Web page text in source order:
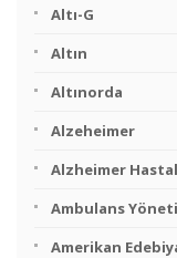
Altı-G
Altın
Altınorda
Alzeheimer
Alzheimer
Ambulans
Amerikan